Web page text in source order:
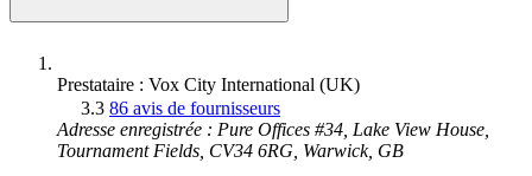
Prestataire : Vox City International (UK)
3.3 86 avis de fournisseurs
Adresse enregistrée : Pure Offices #34, Lake View House,
Tournament Fields, CV34 6RG, Warwick, GB